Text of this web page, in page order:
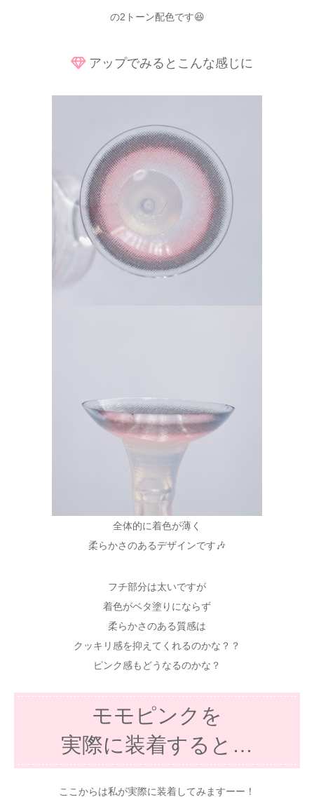
の2トーン配色です😆
アップでみるとこんな感じに
全体的に着色が薄く
柔らかさのあるデザインです🎶
フチ部分は太いですが
着色がベタ塗りにならず
柔らかさのある質感は
クッキリ感を抑えてくれるのかな？？
ピンク感もどうなるのかな？
モモピンクを
実際に装着すると…
ここからは私が実際に装着してみますーー！